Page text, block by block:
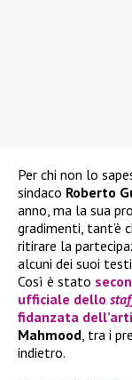
Per chi non lo
sindaco Roberto
anno, ma la sua
gradimenti, tant’è
ritirare la
alcuni dei suoi
Così è stato
ufficiale dello
fidanzata
Mahmood, tra i
indietro.